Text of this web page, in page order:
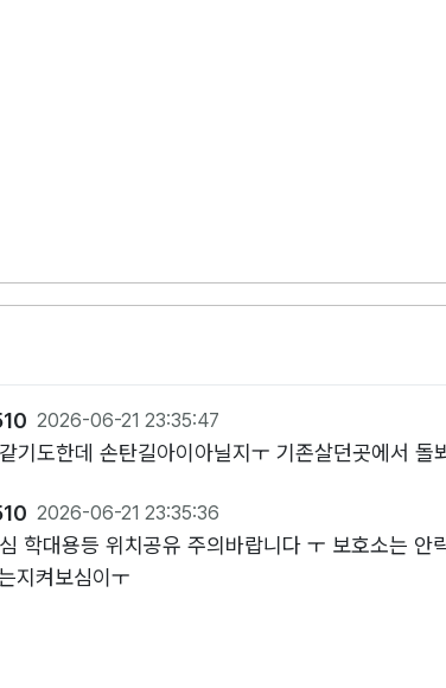
2026-06-21 23:35:47
기도한데 손탄길아이아닐지ㅜ 기존살던곳에서 돌
2026-06-21 23:35:36
학대용등 위치공유 주의바랍니다 ㅜ 보호소는
지켜보심이ㅜ